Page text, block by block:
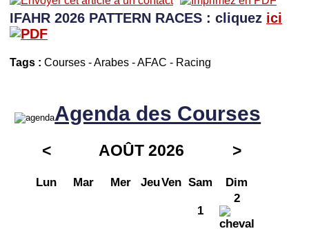
IFAHR 2026 PATTERN RACES : cliquez ici
Tags : Courses -Arabes -AFAC - Racing
Agenda des Courses
< AOÛT 2026 >
Lun Mar Mer JeuVen Sam Dim
1
2